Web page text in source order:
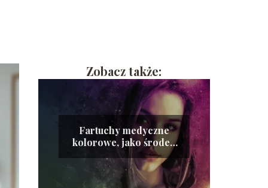
Zobacz także:
Fartuchy medyczne
kolorowe, jako środek
ochrony osobistej